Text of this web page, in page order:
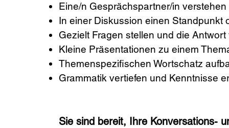
Eine/n Gesprächspartner/in
In einer Diskussion einen Standpunkt
Gezielt Fragen stellen und die
Kleine Präsentationen zu einem
Themenspezifischen Wortschatz
Grammatik vertiefen und Kenntnisse
Sie sind bereit, Ihre Konversations-